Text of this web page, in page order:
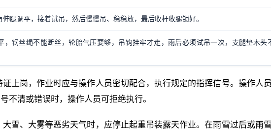
腿调平，接着试吊，然后慢慢吊、稳稳放，最后收杆收腿锁好。
，钢丝绳不能断丝，轮胎气压要够，吊钩挂牢才走，雨后必须试吊一次，支腿垫木头
上岗，作业时应与操作人员密切配合，执行规定的指挥信号。操作人
不清或错误时，操作人员可拒绝执行。
雪、大雾等恶劣天气时，应停止起重吊装露天作业。在雨雪过后或雨